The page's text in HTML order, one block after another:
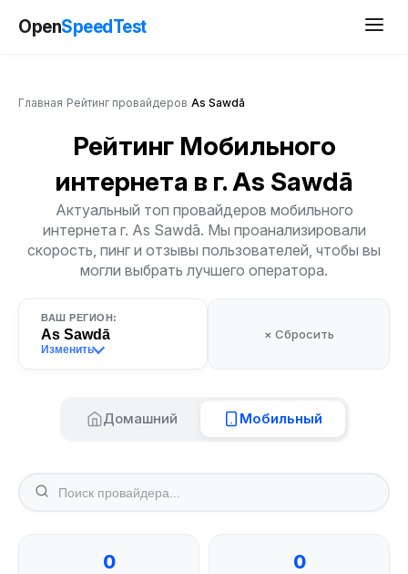
OpenSpeedTest
Главная Рейтинг провайдеров As Sawdā
Рейтинг Мобильного
интернета в г. As Sawdā
Актуальный топ провайдеров мобильного
интернета г. As Sawdā. Мы проанализировали
скорость, пинг и отзывы пользователей, чтобы вы
могли выбрать лучшего оператора.
ВАШ РЕГИОН:
As Sawdā
Изменить
× Сбросить
Домашний Мобильный
0 0